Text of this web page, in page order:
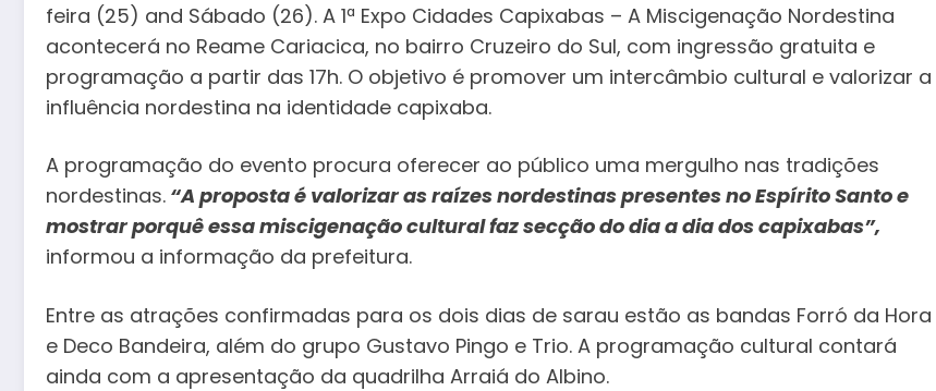
feira (25) and Sábado (26). A 1ª Expo Cidades Capixabas – A Miscigenação Nordestina
acontecerá no Reame Cariacica, no bairro Cruzeiro do Sul, com ingressão gratuita e
programação a partir das 17h. O objetivo é promover um intercâmbio cultural e valorizar a
influência nordestina na identidade capixaba.
A programação do evento procura oferecer ao público uma mergulho nas tradições
nordestinas. “A proposta é valorizar as raízes nordestinas presentes no Espírito Santo e
mostrar porquê essa miscigenação cultural faz secção do dia a dia dos capixabas”,
informou a informação da prefeitura.
Entre as atrações confirmadas para os dois dias de sarau estão as bandas Forró da Hora
e Deco Bandeira, além do grupo Gustavo Pingo e Trio. A programação cultural contará
ainda com a apresentação da quadrilha Arraiá do Albino.